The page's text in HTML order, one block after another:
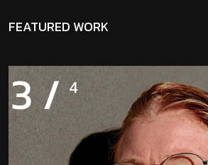
FEATURED WORK
4/ 4